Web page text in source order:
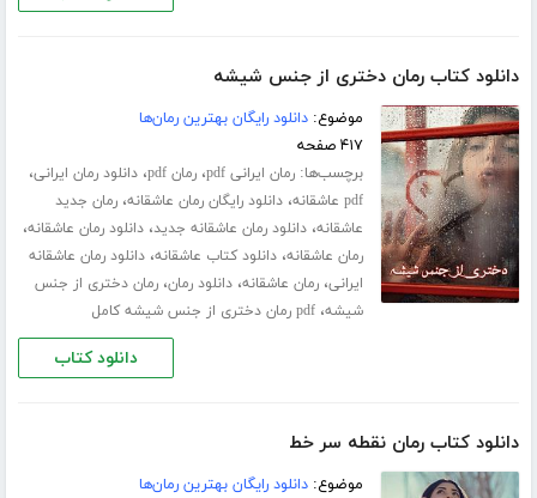
دانلود کتاب رمان دختری از جنس شیشه
موضوع:دانلود رایگان بهترین رمان‌ها
۴۱۷ صفحه
برچسب‌ها:رمان ایرانی pdf ،رمان pdf ،دانلود رمان ایرانی،
pdf عاشقانه ،دانلود رایگان رمان عاشقانه،رمان جدید
عاشقانه،دانلود رمان عاشقانه جدید،دانلود رمان عاشقانه،
رمان عاشقانه،دانلود کتاب عاشقانه،دانلود رمان عاشقانه
ایرانی،رمان عاشقانه،دانلود رمان،رمان دختری از جنس
شیشه،pdf رمان دختری از جنس شیشه کامل
دانلود کتاب
دانلود کتاب رمان نقطه سر خط
موضوع:دانلود رایگان بهترین رمان‌ها